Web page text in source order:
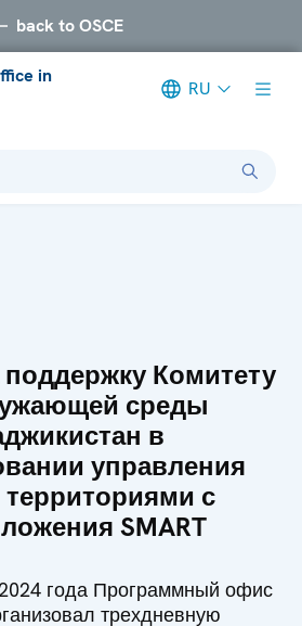
back to OSCE
in
RU
Комитету
среды
в
управления
с
SMART
года Программный офис
трехдневную